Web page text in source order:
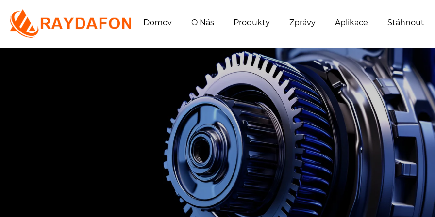
Domov O Nás Produkty Zprávy Aplikace Stáhnout